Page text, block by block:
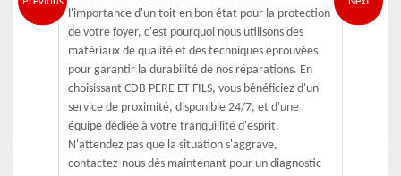
l'importance d'un toit en bon état pour la protection
de votre foyer, c'est pourquoi nous utilisons des
matériaux de qualité et des techniques éprouvées
pour garantir la durabilité de nos réparations. En
choisissant CDB PERE ET FILS, vous bénéficiez d'un
service de proximité, disponible 24/7, et d'une
équipe dédiée à votre tranquillité d'esprit.
N'attendez pas que la situation s'aggrave,
contactez-nous dès maintenant pour un diagnostic